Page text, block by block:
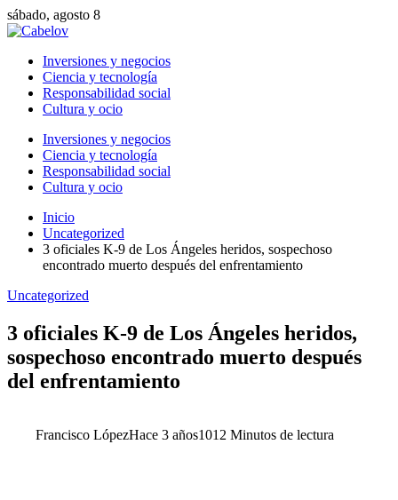
sábado, agosto 8
Inversiones y negocios
Ciencia y tecnología
Responsabilidad social
Cultura y ocio
Inversiones y negocios
Ciencia y tecnología
Responsabilidad social
Cultura y ocio
Inicio
Uncategorized
3 oficiales K-9 de Los Ángeles heridos, sospechoso
encontrado muerto después del enfrentamiento
Uncategorized
3 oficiales K-9 de Los Ángeles heridos,
sospechoso encontrado muerto después
del enfrentamiento
Francisco LópezHace 3 años101 2 Minutos de lectura